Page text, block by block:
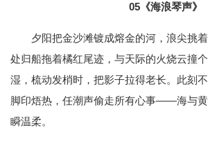
05 《海浪琴声》
夕阳把金沙滩镀成熔金的河，浪尖挑
处归船拖着橘红尾迹，与天际的火烧云撞
湿，梳动发梢时，把影子拉得老长。此刻
脚印焐热，任潮声偷走所有心事——海与
瞬温柔。